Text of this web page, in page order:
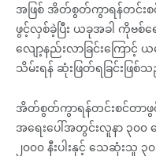
အဖြစ် အိတ်စွတ်ကွာရန်တင်း
ဖွင့်လှစ်ခဲ့ပြီး ယခုအခါ ကိုဗစ်ရ
လျော့နည်းလာခြင်းကြော
သိမ်းရန် ဆုံးဖြတ်ရခြင်းဖြစ်
အိတ်စွတ်ကွာရန်တင်းစင်တာ
အရေးပေါ်အတွင်းလူနာ ၃၀၀
၂၀၀၀ နီးပါးနှင့် သေဆုံးသူ